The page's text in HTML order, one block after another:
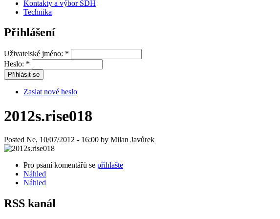
Kontakty a výbor SDH
Technika
Přihlášení
Uživatelské jméno: *
Heslo: *
Zaslat nové heslo
2012s.rise018
Posted Ne, 10/07/2012 - 16:00 by Milan Javůrek
Pro psaní komentářů se přihlašte
Náhled
Náhled
RSS kanál